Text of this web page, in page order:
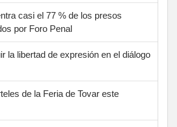
casi el 77 % de los presos
por Foro Penal
la libertad de expresión en el diálogo
de la Feria de Tovar este